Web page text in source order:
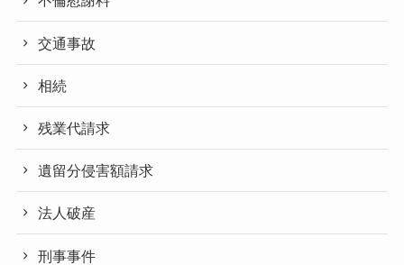
交通事故
相続
残業代請求
遺留分侵害額請求
法人破産
刑事事件